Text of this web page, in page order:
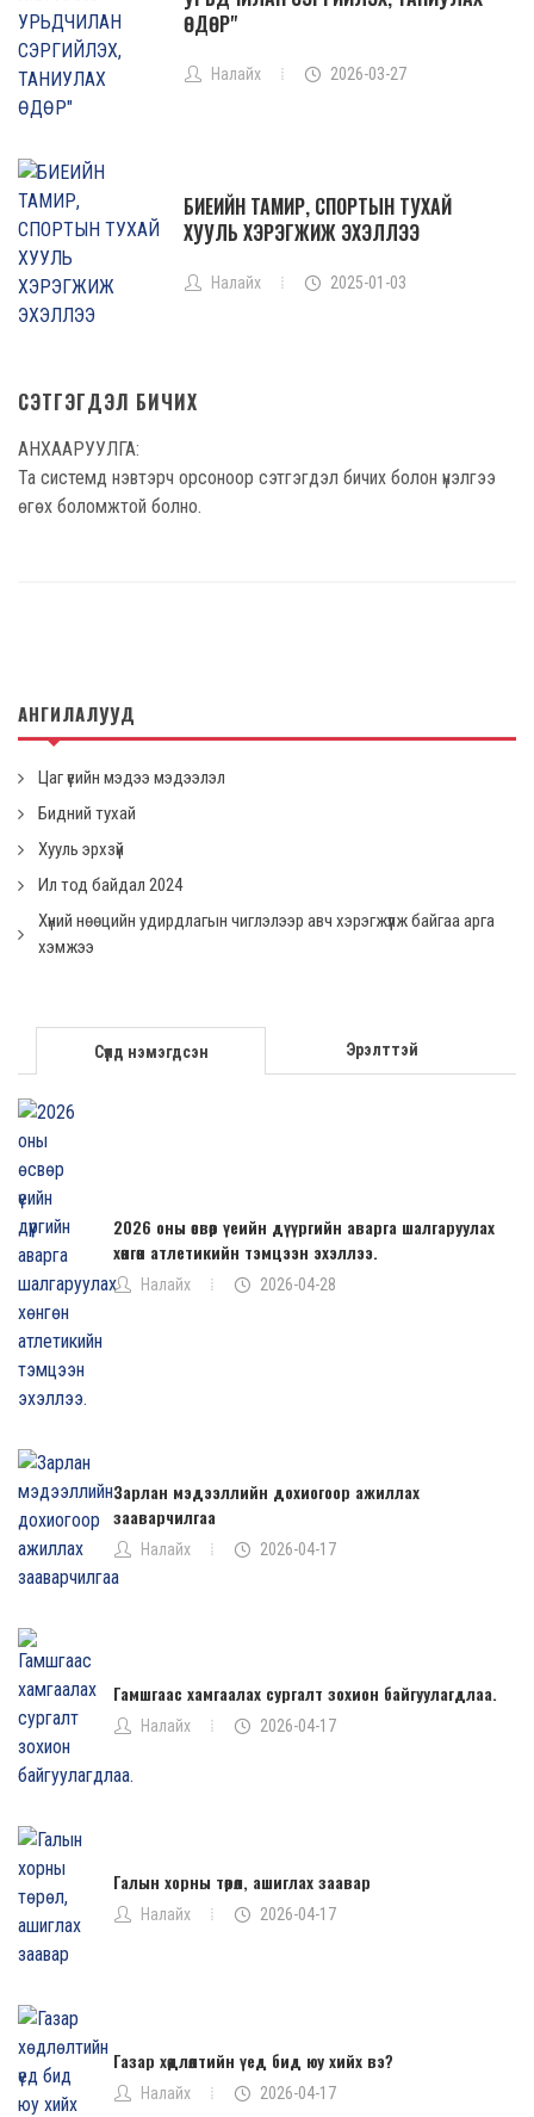
ӨДӨР"
Налайх 2026-03-27
БИЕИЙН ТАМИР, СПОРТЫН ТУХАЙ
ХУУЛЬ ХЭРЭГЖИЖ ЭХЭЛЛЭЭ
Налайх 2025-01-03
СЭТГЭГДЭЛ БИЧИХ
АНХААРУУЛГА:
Та системд нэвтэрч орсоноор сэтгэгдэл бичих болон үнэлгээ
өгөх боломжтой болно.
АНГИЛАЛУУД
Цаг үеийн мэдээ мэдээлэл
Бидний тухай
Хууль эрхзүй
Ил тод байдал 2024
Хүний нөөцийн удирдлагын чиглэлээр авч хэрэгжүүлж байгаа арга
хэмжээ
Сүүлд нэмэгдсэн Эрэлттэй
2026 оны өсвөр үеийн дүүргийн аварга шалгаруулах
хөнгөн атлетикийн тэмцээн эхэллээ.
Налайх 2026-04-28
Зарлан мэдээллийн дохиогоор ажиллах
зааварчилгаа
Налайх 2026-04-17
Гамшгаас хамгаалах сургалт зохион байгуулагдлаа.
Налайх 2026-04-17
Галын хорны төрөл, ашиглах заавар
Налайх 2026-04-17
Газар хөдлөлтийн үед бид юу хийх вэ?
Налайх 2026-04-17